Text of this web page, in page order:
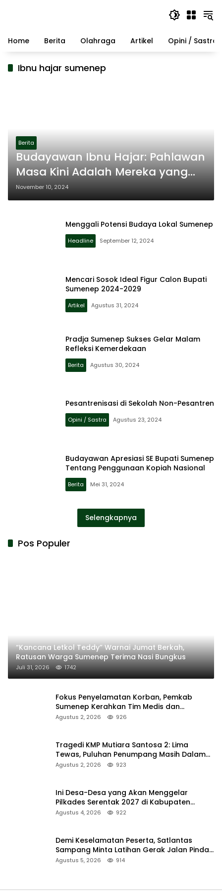
Home
Berita Olahraga Artikel Opini / Sastra
Ibnu hajar sumenep
Berita
Budayawan Ibnu Hajar: Pahlawan
Masa Kini Adalah Mereka yang
Berjuang Demi Kemaslahatan
Umat
November 10, 2024
Menggali Potensi Budaya Lokal Sumenep
Headline September 12, 2024
Mencari Sosok Ideal Figur Calon Bupati
Sumenep 2024-2029
Artikel Agustus 31, 2024
Pradja Sumenep Sukses Gelar Malam
Refleksi Kemerdekaan
Berita Agustus 30, 2024
Pesantrenisasi di Sekolah Non-Pesantren
Opini / Sastra Agustus 23, 2024
Budayawan Apresiasi SE Bupati Sumenep
Tentang Penggunaan Kopiah Nasional
Berita Mei 31, 2024
Selengkapnya
Pos Populer
“Kancana Letkol Teddy” Warnai Jumat Berkah,
Ratusan Warga Sumenep Terima Nasi Bungkus
Juli 31, 2026 1742
Fokus Penyelamatan Korban, Pemkab
Sumenep Kerahkan Tim Medis dan
Ambulans ke Pelabuhan Kalianget
Agustus 2, 2026 926
Tragedi KMP Mutiara Santosa 2: Lima
Tewas, Puluhan Penumpang Masih Dalam
Pencarian
Agustus 2, 2026 923
Ini Desa-Desa yang Akan Menggelar
Pilkades Serentak 2027 di Kabupaten
Sumenep
Agustus 4, 2026 922
Demi Keselamatan Peserta, Satlantas
Sampang Minta Latihan Gerak Jalan Pindah
ke Lokasi Aman
Agustus 5, 2026 914